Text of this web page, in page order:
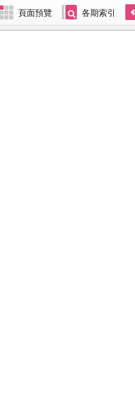
頁面預覽 各期索引